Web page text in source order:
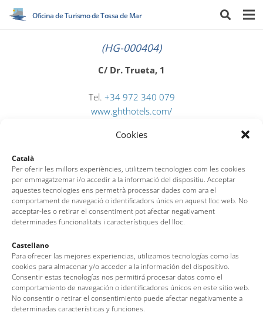
Cookies
Català
Per oferir les millors experiències, utilitzem tecnologies com les cookies
per emmagatzemar i/o accedir a la informació del dispositiu. Acceptar
aquestes tecnologies ens permetrà processar dades com ara el
comportament de navegació o identificadors únics en aquest lloc web. No
acceptar-les o retirar el consentiment pot afectar negativament
determinades funcionalitats i característiques del lloc.
Castellano
Para ofrecer las mejores experiencias, utilizamos tecnologías como las
cookies para almacenar y/o acceder a la información del dispositivo.
Consentir estas tecnologías nos permitirá procesar datos como el
comportamiento de navegación o identificadores únicos en este sitio web.
No consentir o retirar el consentimiento puede afectar negativamente a
determinadas características y funciones.
Oficina de Turismo de Tossa de Mar
(HG-000404)
C/ Dr. Trueta, 1
Tel. +34 972 340 079
www.ghthotels.com/
Av. del Pelegrí, 25 – Edificio La Nau · 17320 – Tossa de Mar
(Girona – Costa Brava)
Tel: + 00 34 972 340 108 · Mail: info@visittossa.com
Nota legal·Política de cookies Protección de datos